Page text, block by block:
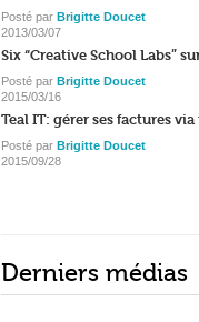
Posté par Brigitte Doucet
2013/03/07
Six “Creative School Labs”
Posté par Brigitte Doucet
2015/03/16
Teal IT: gérer ses factures via
Posté par Brigitte Doucet
2015/09/28
Derniers médias